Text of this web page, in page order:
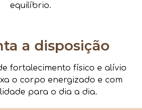
equilíbrio.
a disposição
fortalecimento físico e alívio
o corpo energizado e com
para o dia a dia.